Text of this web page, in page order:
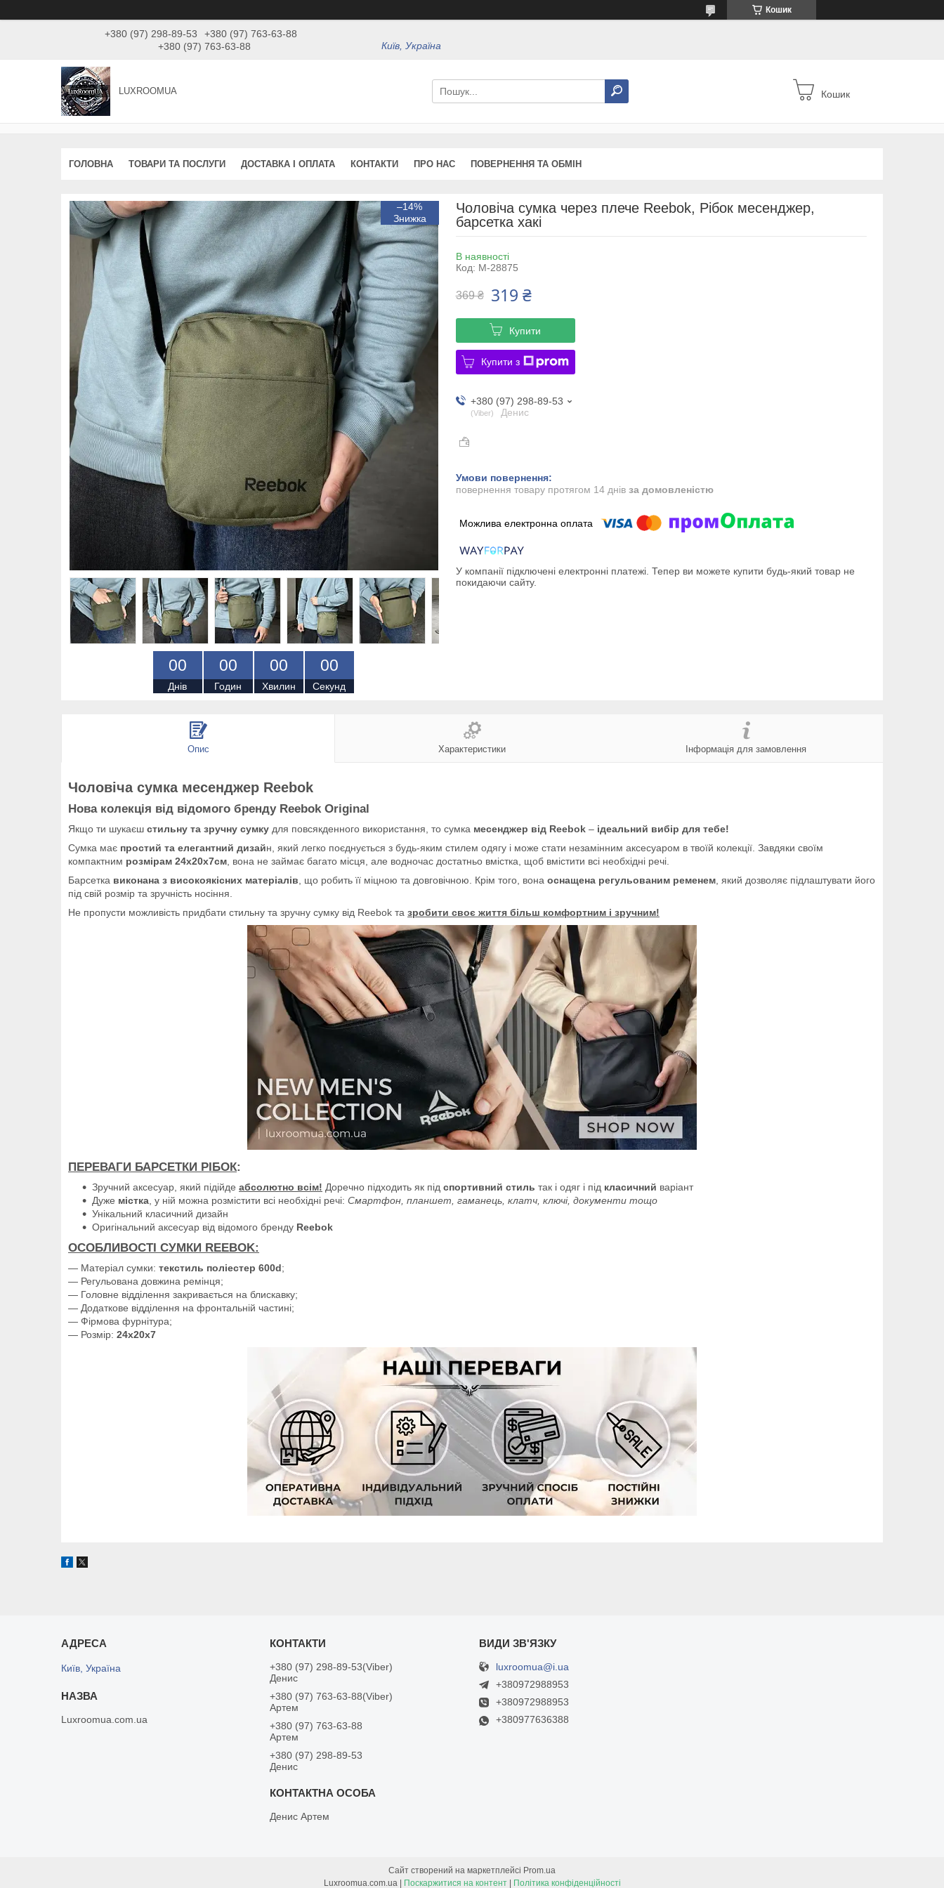
Кошик
+380 (97) 298-89-53
+380 (97) 763-63-88
+380 (97) 763-63-88
Київ, Україна
LUXROOMUА Кошик
ГОЛОВНА ТОВАРИ ТА ПОСЛУГИ ДОСТАВКА І ОПЛАТА КОНТАКТИ ПРО НАС ПОВЕРНЕННЯ ТА ОБМІН
–14%
00
Днів
00
Годин
00
Хвилин
00
Секунд
Чоловіча сумка через плече Reebok, Рібок месенджер,
барсетка хакі
В наявності
Код: М-28875
369 ₴ 319 ₴
Купити
Купити з
+380 (97) 298-89-53
Viber Денис
повернення товару протягом 14 днів за домовленістю
У компанії підключені електронні платежі. Тепер ви можете купити будь-який товар не
покидаючи сайту.
Опис Характеристики Інформація для замовлення
Чоловіча сумка месенджер Reebok
Нова колекція від відомого бренду Reebok Original
Якщо ти шукаєш стильну та зручну сумку для повсякденного використання, то сумка месенджер від Reebok – ідеальний вибір для тебе!
Сумка має простий та елегантний дизайн, який легко поєднується з будь-яким стилем одягу і може стати незамінним аксесуаром в твоїй колекції. Завдяки своїм
компактним розмірам 24x20x7см , вона не займає багато місця, але водночас достатньо вмістка, щоб вмістити всі необхідні речі.
Барсетка виконана з високоякісних матеріалів , що робить її міцною та довговічною. Крім того, вона оснащена регульованим ременем , який дозволяє підлаштувати його
під свій розмір та зручність носіння.
Не пропусти можливість придбати стильну та зручну сумку від Reebok та зробити своє життя більш комфортним і зручним!
ПЕРЕВАГИ БАРСЕТКИ РІБОК:
Зручний аксесуар, який підійде абсолютно всім! Доречно підходить як під спортивний стиль так і одяг і під класичний варіант
Дуже містка , у ній можна розмістити всі необхідні речі: Смартфон, планшет, гаманець, клатч, ключі, документи тощо
Унікальний класичний дизайн
Оригінальний аксесуар від відомого бренду Reebok
ОСОБЛИВОСТІ СУМКИ REEBOK:
— Матеріал сумки: текстиль поліестер 600d;
— Регульована довжина ремінця;
— Головне відділення закривається на блискавку;
— Додаткове відділення на фронтальній частині;
— Фірмова фурнітура;
— Розмір: 24x20x7
Київ, Україна
Luxroomua.com.ua
+380 (97) 298-89-53 Viber
Денис
+380 (97) 763-63-88 Viber
Артем
+380 (97) 763-63-88
Артем
+380 (97) 298-89-53
Денис
Денис Артем
luxroomua@i.ua
+380972988953
+380972988953
+380977636388
Сайт створений на маркетплейсі Prom.ua
Luxroomua.com.ua | Поскаржитися на контент | Політика конфіденційності